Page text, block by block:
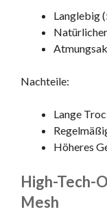
Langlebig
Nachteile:
Lange
Höheres
High-Tech-
Mesh